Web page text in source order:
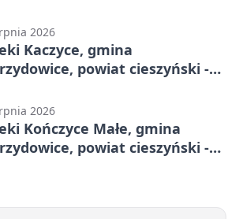
2026
Kaczyce, gmina
powiat cieszyński -
2026
Kończyce Małe, gmina
powiat cieszyński -